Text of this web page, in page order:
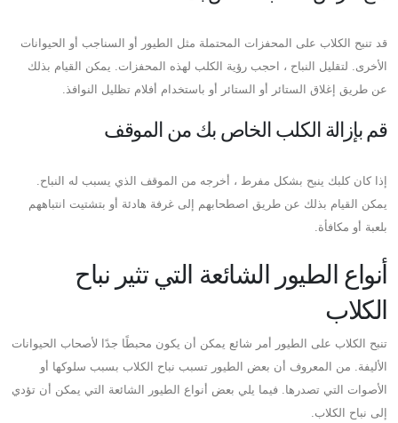
قد تنبح الكلاب على المحفزات المحتملة مثل الطيور أو السناجب أو الحيوانات
الأخرى. لتقليل النباح ، احجب رؤية الكلب لهذه المحفزات. يمكن القيام بذلك
عن طريق إغلاق الستائر أو الستائر أو باستخدام أفلام تظليل النوافذ.
قم بإزالة الكلب الخاص بك من الموقف
إذا كان كلبك ينبح بشكل مفرط ، أخرجه من الموقف الذي يسبب له النباح.
يمكن القيام بذلك عن طريق اصطحابهم إلى غرفة هادئة أو بتشتيت انتباههم
بلعبة أو مكافأة.
أنواع الطيور الشائعة التي تثير نباح
الكلاب
تنبح الكلاب على الطيور أمر شائع يمكن أن يكون محبطًا جدًا لأصحاب الحيوانات
الأليفة. من المعروف أن بعض الطيور تسبب نباح الكلاب بسبب سلوكها أو
الأصوات التي تصدرها. فيما يلي بعض أنواع الطيور الشائعة التي يمكن أن تؤدي
إلى نباح الكلاب.